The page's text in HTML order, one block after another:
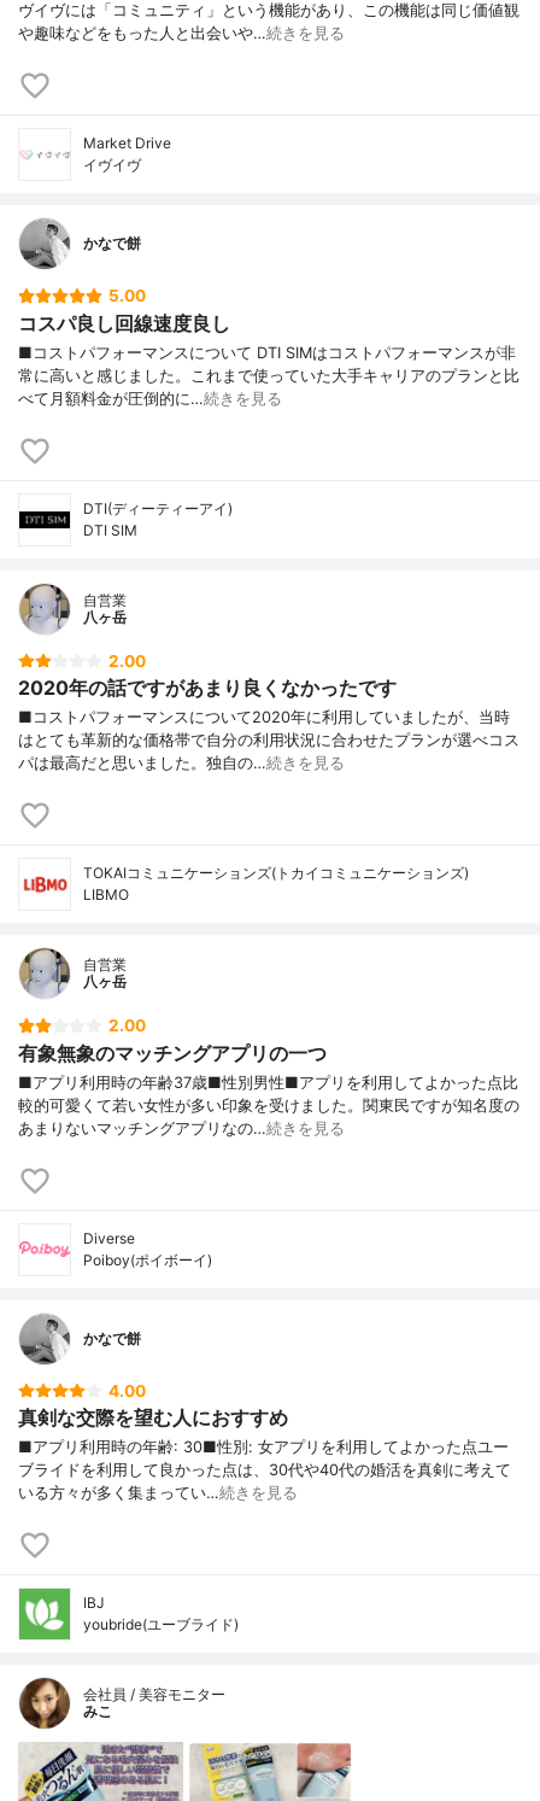
ヴイヴには「コミュニティ」という機能があり、この機能は同じ価値観
や趣味などをもった人と出会いや…続きを見る
Market Drive
イヴイヴ
かなで餅
5.00
コスパ良し回線速度良し
■コストパフォーマンスについて DTI SIMはコストパフォーマンスが非
常に高いと感じました。これまで使っていた大手キャリアのプランと比
べて月額料金が圧倒的に…続きを見る
DTI(ディーティーアイ)
DTI SIM
自営業
八ヶ岳
2.00
2020年の話ですがあまり良くなかったです
■コストパフォーマンスについて2020年に利用していましたが、当時
はとても革新的な価格帯で自分の利用状況に合わせたプランが選べコス
パは最高だと思いました。独自の…続きを見る
TOKAIコミュニケーションズ(トカイコミュニケーションズ)
LIBMO
自営業
八ヶ岳
2.00
有象無象のマッチングアプリの一つ
■アプリ利用時の年齢37歳■性別男性■アプリを利用してよかった点比
較的可愛くて若い女性が多い印象を受けました。関東民ですが知名度の
あまりないマッチングアプリなの…続きを見る
Diverse
Poiboy(ポイボーイ)
かなで餅
4.00
真剣な交際を望む人におすすめ
■アプリ利用時の年齢: 30■性別: 女アプリを利用してよかった点ユー
ブライドを利用して良かった点は、30代や40代の婚活を真剣に考えて
いる方々が多く集まってい…続きを見る
IBJ
youbride(ユーブライド)
会社員 / 美容モニター
みこ